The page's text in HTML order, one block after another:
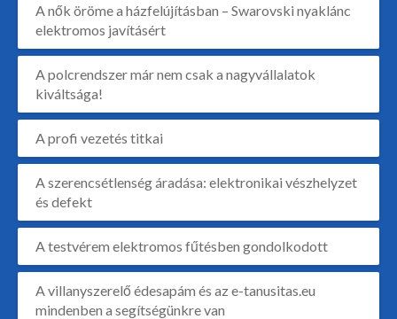
A nők öröme a házfelújításban – Swarovski nyaklánc
elektromos javításért
A polcrendszer már nem csak a nagyvállalatok
kiváltsága!
A profi vezetés titkai
A szerencsétlenség áradása: elektronikai vészhelyzet
és defekt
A testvérem elektromos fűtésben gondolkodott
A villanyszerelő édesapám és az e-tanusitas.eu
mindenben a segítségünkre van